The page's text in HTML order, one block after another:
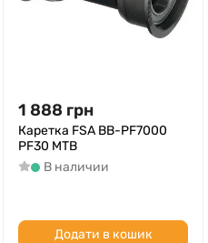
1 888 грн
Каретка FSA BB-PF7000
PF30 MTB
В наличии
Додати в кошик